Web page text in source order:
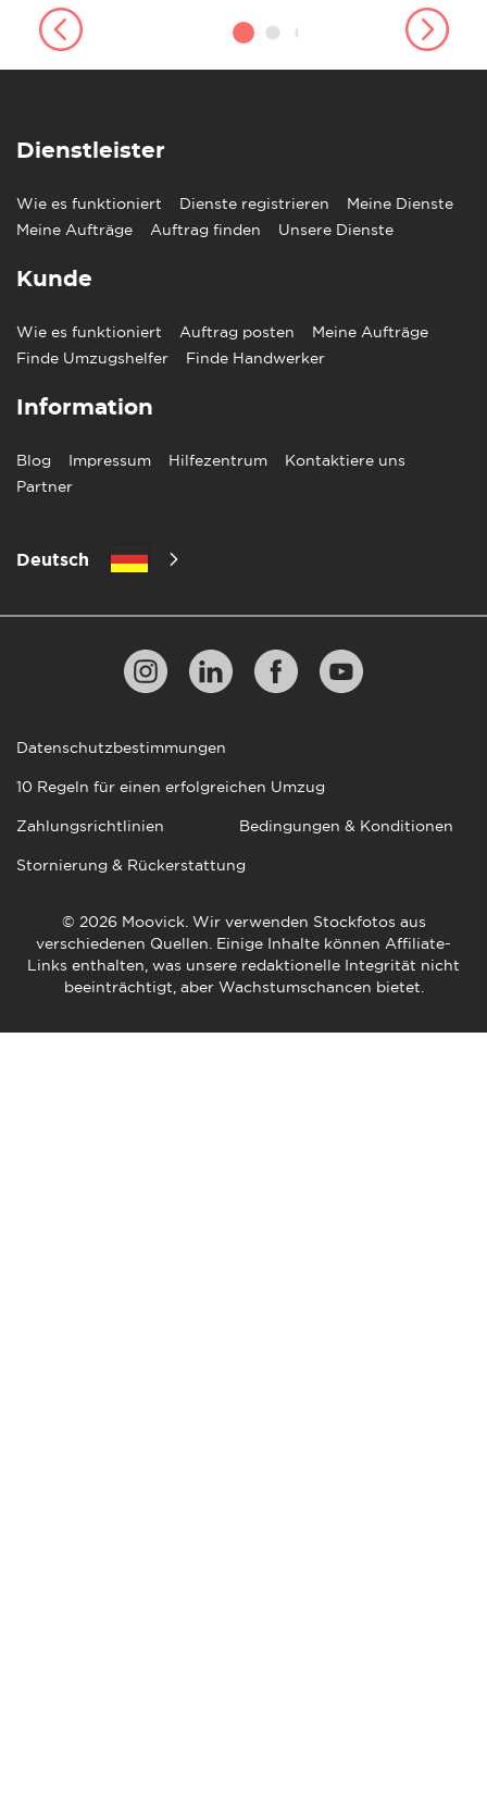
Dienstleister
Wie es funktioniert Dienste registrieren
Meine Dienste
Meine Aufträge
Auftrag finden Unsere Dienste
Kunde
Wie es funktioniert Auftrag posten
Meine Aufträge
Finde Umzugshelfer
Finde Handwerker
Information
Blog Impressum Hilfezentrum
Kontaktiere uns
Partner
Deutsch
© 2026 Moovick. Wir verwenden Stockfotos aus
verschiedenen Quellen. Einige Inhalte können Affiliate-
Links enthalten, was unsere redaktionelle Integrität nicht
beeinträchtigt, aber Wachstumschancen bietet.
Datenschutzbestimmungen
10 Regeln für einen erfolgreichen Umzug
Zahlungsrichtlinien Bedingungen & Konditionen
Stornierung & Rückerstattung